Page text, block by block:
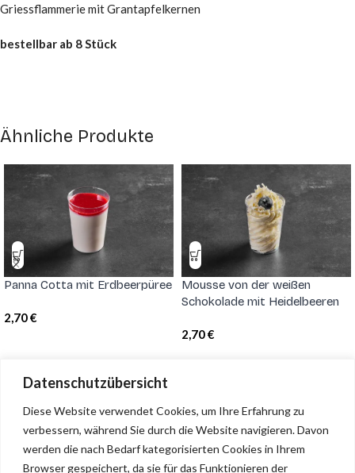
Datenschutzübersicht
Diese Website verwendet Cookies, um Ihre Erfahrung zu
verbessern, während Sie durch die Website navigieren.Davon
werden die nach Bedarf kategorisierten Cookies in Ihrem
Browser gespeichert, da sie für das Funktionieren der
Griessflammerie mit Grantapfelkernen
bestellbar ab 8 Stück
Ähnliche Produkte
Panna Cotta mit Erdbeerpüree
2,70€
Mousse von der weißen
Schokolade mit Heidelbeeren
2,70€